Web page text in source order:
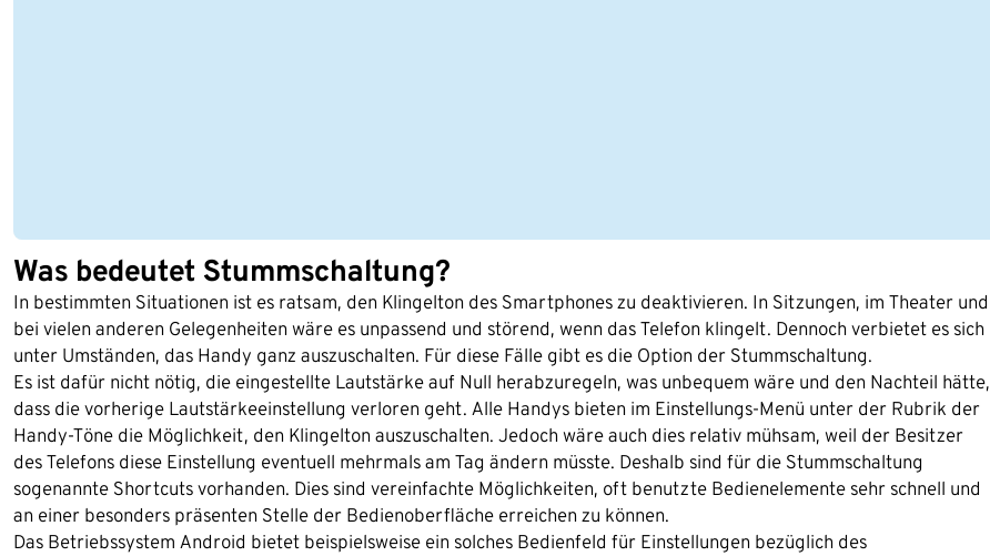
Was bedeutet Stummschaltung?
In bestimmten Situationen ist es ratsam, den Klingelton des Smartphones zu deaktivieren. In Sitzungen, im Theater und
bei vielen anderen Gelegenheiten wäre es unpassend und störend, wenn das Telefon klingelt. Dennoch verbietet es sich
unter Umständen, das Handy ganz auszuschalten. Für diese Fälle gibt es die Option der Stummschaltung.
Es ist dafür nicht nötig, die eingestellte Lautstärke auf Null herabzuregeln, was unbequem wäre und den Nachteil hätte,
dass die vorherige Lautstärkeeinstellung verloren geht. Alle Handys bieten im Einstellungs-Menü unter der Rubrik der
Handy-Töne die Möglichkeit, den Klingelton auszuschalten. Jedoch wäre auch dies relativ mühsam, weil der Besitzer
des Telefons diese Einstellung eventuell mehrmals am Tag ändern müsste. Deshalb sind für die Stummschaltung
sogenannte Shortcuts vorhanden. Dies sind vereinfachte Möglichkeiten, oft benutzte Bedienelemente sehr schnell und
an einer besonders präsenten Stelle der Bedienoberfläche erreichen zu können.
Das Betriebssystem Android bietet beispielsweise ein solches Bedienfeld für Einstellungen bezüglich des